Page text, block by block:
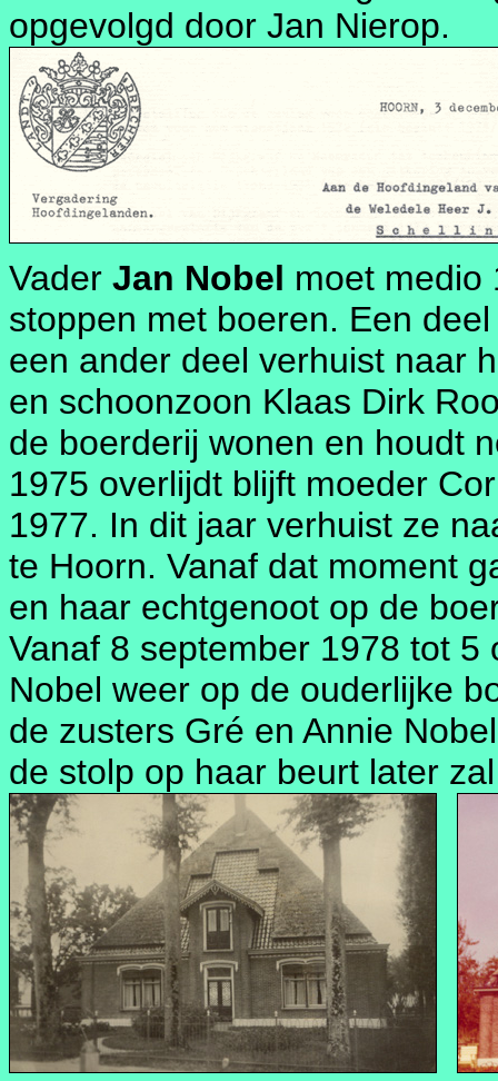
opgevolgd door Jan Nierop.
Vader Jan Nobel moet medio
stoppen met boeren. Een
een ander deel verhuist naar
en schoonzoon Klaas Dirk
de boerderij wonen en houdt
1975 overlijdt blijft moeder
1977. In dit jaar verhuist ze
te Hoorn. Vanaf dat moment
en haar echtgenoot op de
Vanaf 8 september 1978 tot
Nobel weer op de ouderlijke
de zusters Gré en Annie
de stolp op haar beurt later